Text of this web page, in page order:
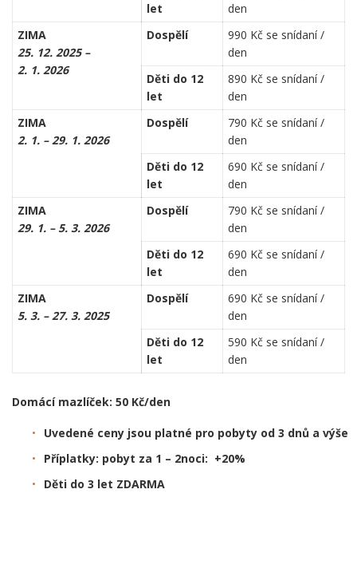
let
den
ZIMA
25. 12. 2025 –
2. 1. 2026
Dospělí
990 Kč se snídaní /
den
Děti do 12
let
890 Kč se snídaní /
den
ZIMA
2. 1. – 29. 1. 2026
Dospělí
790 Kč se snídaní /
den
Děti do 12
let
690 Kč se snídaní /
den
ZIMA
29. 1. – 5. 3. 2026
Dospělí
790 Kč se snídaní /
den
Děti do 12
let
690 Kč se snídaní /
den
ZIMA
5. 3. – 27. 3. 2025
Dospělí
690 Kč se snídaní /
den
Děti do 12
let
590 Kč se snídaní /
den
Domácí mazlíček: 50 Kč/den
Uvedené ceny jsou platné pro pobyty od 3 dnů a výše
Příplatky: pobyt za 1 – 2noci: +20%
Děti do 3 let ZDARMA